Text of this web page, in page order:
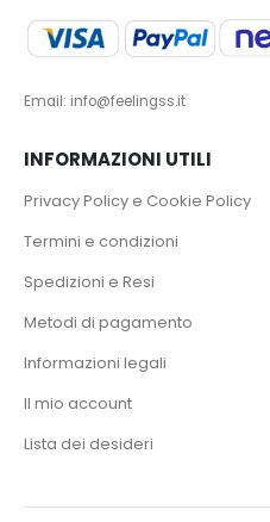
Email: info@feelingss.it
INFORMAZIONI UTILI
Privacy Policy e Cookie Policy
Termini e condizioni
Spedizioni e Resi
Metodi di pagamento
Informazioni legali
Il mio account
Lista dei desideri